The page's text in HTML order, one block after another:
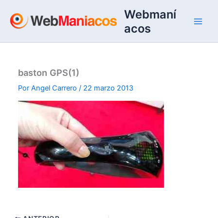
contenido
Webmaní
acos
baston GPS(1)
PorAngel Carrero/ 22 marzo 2013